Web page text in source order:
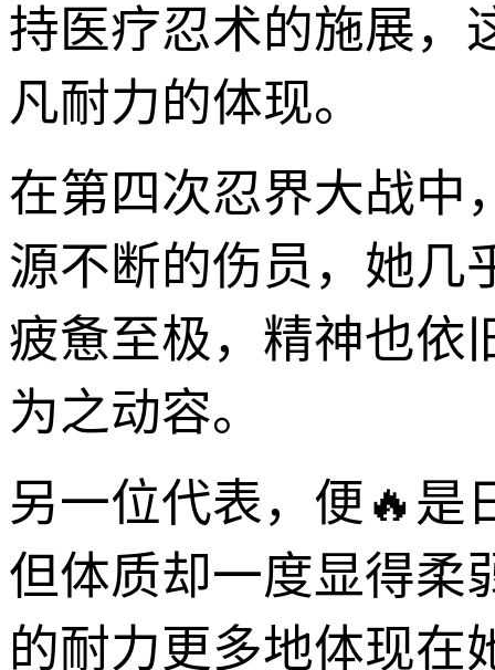
持医疗忍术的施展，
凡耐力的体现。
在第四次忍界大战中
源不断的伤员，她几
疲惫至极，精神也依
为之动容。
另一位代表，便🔥是
但体质却一度显得柔
的耐力更多地体现在